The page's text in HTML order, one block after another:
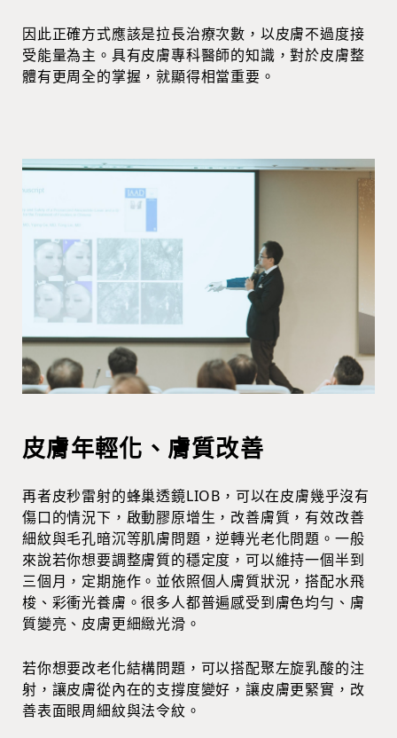
因此正確方式應該是拉長治療次數，以皮膚不過度接
受能量為主。具有皮膚專科醫師的知識，對於皮膚整
體有更周全的掌握，就顯得相當重要。
皮膚年輕化、膚質改善
再者皮秒雷射的蜂巢透鏡LIOB，可以在皮膚幾乎沒有
傷口的情況下，啟動膠原增生，改善膚質，有效改善
細紋與毛孔暗沉等肌膚問題，逆轉光老化問題。一般
來說若你想要調整膚質的穩定度，可以維持一個半到
三個月，定期施作。並依照個人膚質狀況，搭配水飛
梭、彩衝光養膚。很多人都普遍感受到膚色均勻、膚
質變亮、皮膚更細緻光滑。
若你想要改老化結構問題，可以搭配聚左旋乳酸的注
射，讓皮膚從內在的支撐度變好，讓皮膚更緊實，改
善表面眼周細紋與法令紋。